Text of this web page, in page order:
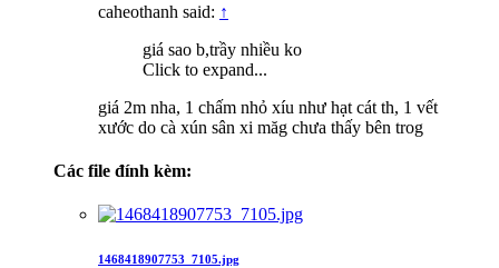
caheothanh said: ↑
giá sao b,trầy nhiều ko
Click to expand...
giá 2m nha, 1 chấm nhỏ xíu như hạt cát th, 1 vết
xước do cà xún sân xi măg chưa thấy bên trog
Các file đính kèm:
1468418907753_7105.jpg